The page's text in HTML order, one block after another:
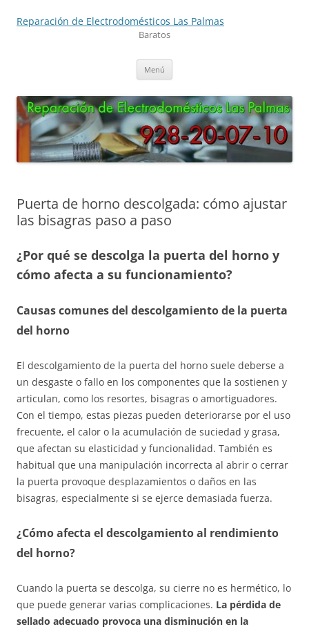
contenido
Reparación de Electrodomésticos Las Palmas
Baratos
Menú
Puerta de horno descolgada: cómo ajustar
las bisagras paso a paso
¿Por qué se descolga la puerta del horno y
cómo afecta a su funcionamiento?
Causas comunes del descolgamiento de la puerta
del horno
El descolgamiento de la puerta del horno suele deberse a
un desgaste o fallo en los componentes que la sostienen y
articulan, como los resortes, bisagras o amortiguadores.
Con el tiempo, estas piezas pueden deteriorarse por el uso
frecuente, el calor o la acumulación de suciedad y grasa,
que afectan su elasticidad y funcionalidad. También es
habitual que una manipulación incorrecta al abrir o cerrar
la puerta provoque desplazamientos o daños en las
bisagras, especialmente si se ejerce demasiada fuerza.
¿Cómo afecta el descolgamiento al rendimiento
del horno?
Cuando la puerta se descolga, su cierre no es hermético, lo
que puede generar varias complicaciones. La pérdida de
sellado adecuado provoca una disminución en la